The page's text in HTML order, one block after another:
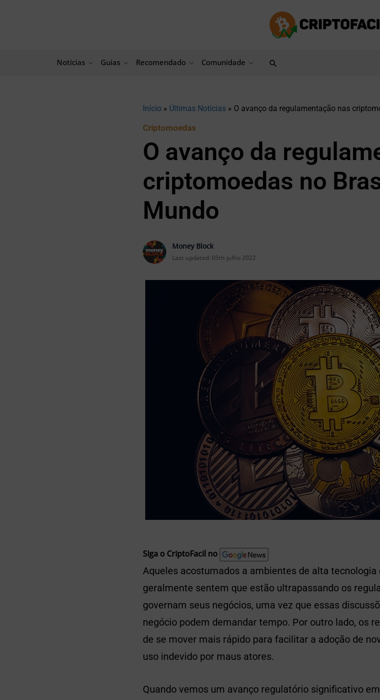
Notícias Guias Recomendado Comunidade Pesquisar
Início » Últimas Notícias » O avanço da regulamentação nas
Criptomoedas
O avanço da
criptomoedas no
Mundo
Money Block
Last updated: 05th julho 2022
Siga o CriptoFacil no
Aqueles acostumados a ambientes de alta
geralmente sentem que estão ultrapassando os
governam seus negócios, uma vez que essas
negócio podem demandar tempo. Por outro lado, os
de se mover mais rápido para facilitar a adoção de
uso indevido por maus atores.
Quando vemos um avanço regulatório significativo